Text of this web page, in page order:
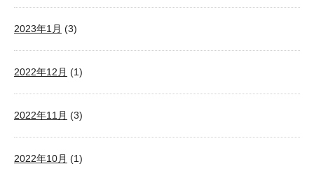
2023年1月 (3)
2022年12月 (1)
2022年11月 (3)
2022年10月 (1)